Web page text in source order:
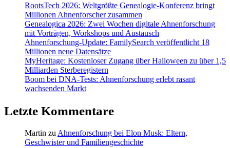
RootsTech 2026: Weltgrößte Genealogie-Konferenz bringt
Millionen Ahnenforscher zusammen
Genealogica 2026: Zwei Wochen digitale Ahnenforschung
mit Vorträgen, Workshops und Austausch
Ahnenforschung-Update: FamilySearch veröffentlicht 18
Millionen neue Datensätze
MyHeritage: Kostenloser Zugang über Halloween zu über 1,5
Milliarden Sterberegistern
Boom bei DNA-Tests: Ahnenforschung erlebt rasant
wachsenden Markt
Letzte Kommentare
Martin zu Ahnenforschung bei Elon Musk: Eltern,
Geschwister und Familiengeschichte